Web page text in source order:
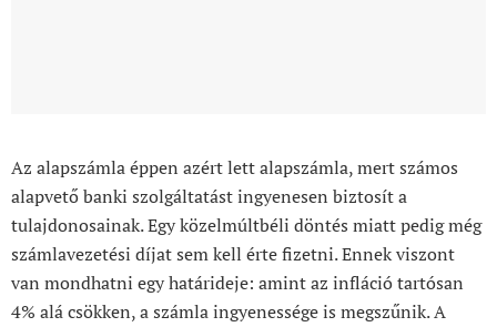
Az alapszámla éppen azért lett alapszámla, mert számos
alapvető banki szolgáltatást ingyenesen biztosít a
tulajdonosainak. Egy közelmúltbéli döntés miatt pedig még
számlavezetési díjat sem kell érte fizetni. Ennek viszont
van mondhatni egy határideje: amint az infláció tartósan
4% alá csökken, a számla ingyenessége is megszűnik. A